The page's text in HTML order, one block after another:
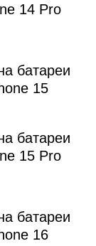
14 Pro
батареи
15
батареи
15 Pro
батареи
16